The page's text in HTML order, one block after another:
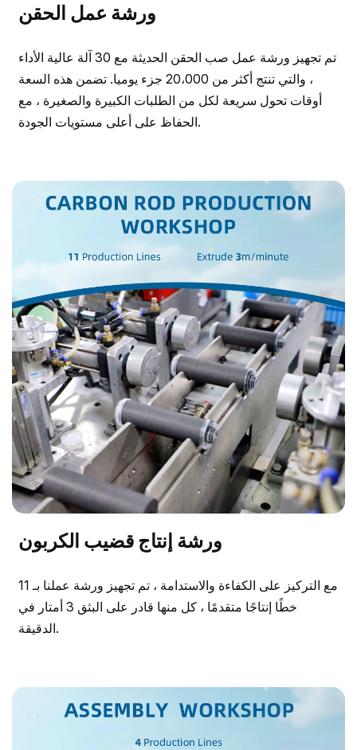
ورشة عمل الحقن
تم تجهيز ورشة عمل صب الحقن الحديثة مع 30 آلة عالية الأداء
، والتي تنتج أكثر من 20،000 جزء يوميا. تضمن هذه السعة
أوقات تحول سريعة لكل من الطلبات الكبيرة والصغيرة ، مع
الحفاظ على أعلى مستويات الجودة.
ورشة إنتاج قضيب الكربون
مع التركيز على الكفاءة والاستدامة ، تم تجهيز ورشة عملنا بـ 11
خطًا إنتاجًا متقدمًا ، كل منها قادر على البثق 3 أمتار في
الدقيقة.